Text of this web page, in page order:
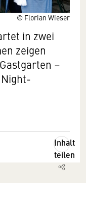
© Florian Wieser
in zwei
zeigen
–
Inhalt
teilen